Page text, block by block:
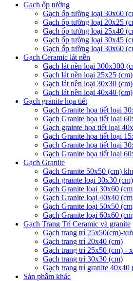
Gạch ốp tường
Gạch ốp tường loại 30x60
Gạch ốp tường loại 20x25
Gạch ốp tường loại 25x40
Gạch ốp tường loại 30x45
Gạch ốp tường loại 30x60
Gạch Ceramic lát nền
Gạch lát nền loại 300x300
Gạch lát nền loại 25x25 (cm)
Gạch lát nền loại 30x30
Gạch lát nền loại 40x40 (cm)
Gạch granite họa tiết
Gạch Granite họa tiết loại
Gạch Granite họa tiết loại
Gạch grainte họa tiết loại
Gạch Granite họa tiết loại
Gạch Granite họa tiết loại
Gạch Granite họa tiết loại
Gạch Granite
Gạch Granite 50x50 (cm)
Gạch grainte loại 30x30 (cm)
Gạch Granite loại 30x60
Gạch Granite loại 40x40
Gạch Granite loại 50x50
Gạch Granite loại 60x60
Gạch Trang Trí Ceramic và granite
Gạch trang trí 25x50(cm)-
Gạch trang trí 20x40 (cm)
Gạch trang trí 25x50 (cm) -
Gạch trang trí 30x30 (cm)
Gạch trang trí granite 40x40
Sản phẩm khác